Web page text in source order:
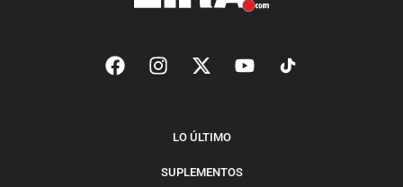
LO ÚLTIMO
SUPLEMENTOS